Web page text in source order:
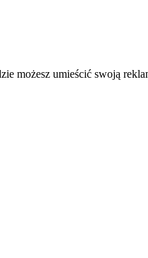
możesz umieścić swoją